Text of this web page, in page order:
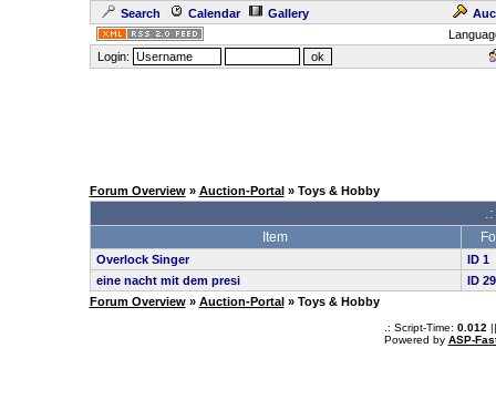
Search Calendar Gallery
Login:
Forum Overview» Auction-Portal » Toys & Hobby
Item
Overlock Singer
ID 1
eine nacht mit dem presi
ID
Forum Overview» Auction-Portal » Toys & Hobby
.: Script-Time: 0.012
Powered by ASP-